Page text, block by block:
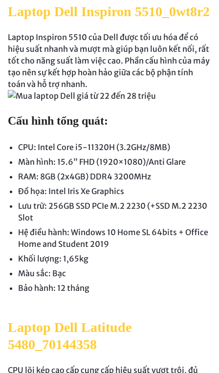
Laptop Dell Inspiron 5510_0wt8r2
Laptop Inspiron 5510 của Dell được tối ưu hóa để có
hiệu suất nhanh và mượt mà giúp bạn luôn kết nối, rất
tốt cho năng suất làm việc cao. Phần cấu hình của máy
tạo nên sự kết hợp hoàn hảo giữa các bộ phận tính
toán và hỗ trợ nhanh.
Cấu hình tổng quát:
CPU: Intel Core i5-11320H (3.2GHz/8MB)
Màn hình: 15.6” FHD (1920×1080)/Anti Glare
RAM: 8GB (2x4GB) DDR4 3200MHz
Đồ họa: Intel Iris Xe Graphics
Lưu trữ: 256GB SSD PCIe M.2 2230 (+SSD M.2 2230
Slot
Hệ điều hành: Windows 10 Home SL 64bits + Office
Home and Student 2019
Khối lượng: 1,65kg
Màu sắc: Bạc
Bảo hành: 12 tháng
Laptop Dell Latitude
5480_70144358
CPU lõi kép cao cấp cung cấp hiệu suất vượt trội, đủ